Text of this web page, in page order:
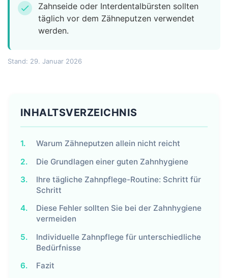
check
Zahnseide oder Interdentalbürsten sollten
täglich vor dem Zähneputzen verwendet
werden.
Stand: 29. Januar 2026
INHALTSVERZEICHNIS
1.
Warum Zähneputzen allein nicht reicht
2.
Die Grundlagen einer guten Zahnhygiene
3.
Ihre tägliche Zahnpflege-Routine: Schritt für
Schritt
4.
Diese Fehler sollten Sie bei der Zahnhygiene
vermeiden
5.
Individuelle Zahnpflege für unterschiedliche
Bedürfnisse
6.
Fazit